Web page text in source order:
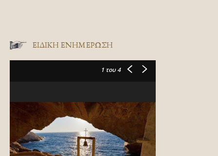
ΕΙΔΙΚΉ ΕΝΗΜΈΡΩΣΗ
1 του 4